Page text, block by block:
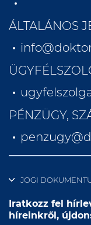
ÁLTALÁNOS
PÉNZÜGY,
JOGI
Iratkozz fel
híreinkről,